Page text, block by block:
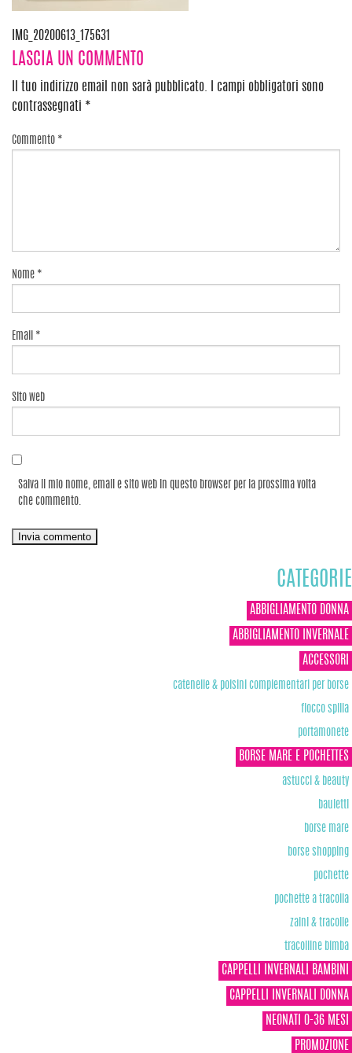
Navigazione
articoli
IMG_20200613_175631
LASCIA UN COMMENTO
Il tuo indirizzo email non sarà pubblicato.
I campi obbligatori sono
contrassegnati *
Commento *
Nome *
Email *
Sito web
Salva il mio nome, email e sito web in questo browser per la prossima volta
che commento.
CATEGORIE
ABBIGLIAMENTO DONNA
ABBIGLIAMENTO INVERNALE
ACCESSORI
catenelle & polsini complementari per borse
fiocco spilla
portamonete
BORSE MARE E POCHETTES
astucci & beauty
bauletti
borse mare
borse shopping
pochette
pochette a tracolla
zaini & tracolle
tracolline bimba
CAPPELLI INVERNALI BAMBINI
CAPPELLI INVERNALI DONNA
NEONATI 0-36 MESI
PROMOZIONE